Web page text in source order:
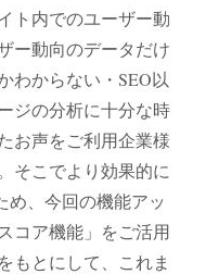
ト内でのユーザー動
ー動向のデータだけ
わからない・SEO以
ジの分析に十分な時
お声をご利用企業様
そこでより効果的に
め、今回の機能アッ
コア機能」をご活用
もとにして、これま